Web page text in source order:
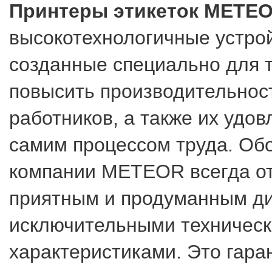
Принтеры этикеток
высокотехнологичные
созданные специально для
повысить
работников, а также их
самим процессом труда.
компании METEOR всегда
приятным и продуманным
исключительными
характеристиками. Это